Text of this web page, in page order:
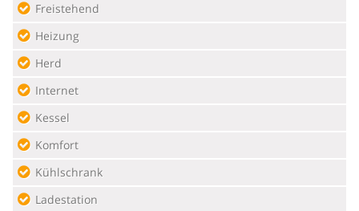
Freistehend
Heizung
Herd
Internet
Kessel
Komfort
Kühlschrank
Ladestation